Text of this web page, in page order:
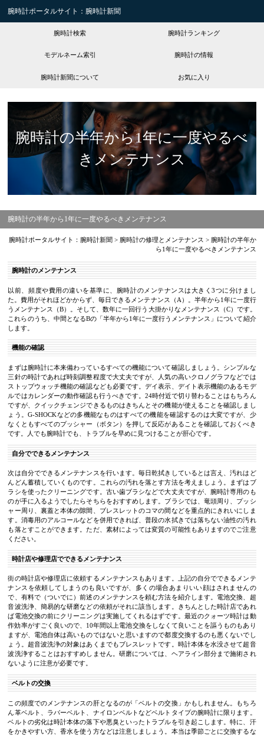
腕時計ポータルサイト：腕時計新聞
腕時計検索 腕時計ランキング
モデルネーム索引 腕時計の情報
腕時計新聞について お気に入り
腕時計の半年から1年に一度やるべ
きメンテナンス
腕時計の半年から1年に一度やるべきメンテナンス
腕時計ポータルサイト：腕時計新聞 > 腕時計の修理とメンテナンス > 腕時計の半年か
ら1年に一度やるべきメンテナンス
腕時計のメンテナンス
以前、頻度や費用の違いを基準に、腕時計のメンテナンスは大きく3つに分けまし
た。費用がそれほどかからず、毎日できるメンテナンス（A）。半年から1年に一度行
うメンテナンス（B）。そして、数年に一回行う大掛かりなメンテナンス（C）です。
これらのうち、中間となるBの「半年から1年に一度行うメンテナンス」について紹介
します。
機能の確認
まずは腕時計に本来備わっているすべての機能について確認しましょう。シンプルな
三針の時計であれば時刻調整程度で大丈夫ですが、人気の高いクロノグラフなどでは
ストップウォッチ機能の確認なども必要です。デイ表示、デイト表示機能のあるモデ
ルではカレンダーの動作確認も行うべきです。24時付近で切り替わることはもちろん
ですが、クイックチェンジできるものはきちんとその機能が使えることを確認しまし
ょう。G-SHOCKなどの多機能なものはすべての機能を確認するのは大変ですが、少
なくともすべてのプッシャー（ボタン）を押して反応があることを確認しておくべき
です。人でも腕時計でも、トラブルを早めに見つけることが肝心です。
自分でできるメンテナンス
次は自分でできるメンテナンスを行います。毎日乾拭きしているとは言え、汚れはど
んどん蓄積していくものです。これらの汚れを落とす方法を考えましょう。まずはブ
ラシを使ったクリーニングです。古い歯ブラシなどで大丈夫ですが、腕時計専用のも
のが手に入るようでしたらそちらをおすすめします。ブラシでは、竜頭周り、プッシ
ャー周り、裏蓋と本体の隙間、ブレスレットのコマの間などを重点的にきれいにしま
す。消毒用のアルコールなどを併用できれば、普段の水拭きでは落ちない油性の汚れ
も落とすことができます。ただ、素材によっては変質の可能性もありますのでご注意
ください。
時計店や修理店でできるメンテナンス
街の時計店や修理店に依頼するメンテナンスもあります。上記の自分でできるメンテ
ナンスを依頼してしまうのも良いですが、多くの場合あまりいい顔はされませんの
で、有料で（ついでに）前述のメンテナンスを頼む方法を紹介します。電池交換、超
音波洗浄、簡易的な研磨などの依頼がそれに該当します。きちんとした時計店であれ
ば電池交換の前にクリーニングは実施してくれるはずです。最近のクォーツ時計は動
作効率がすごく良いので、10年間以上電池交換をしなくて良いことを謳うものもあり
ますが、電池自体は高いものではないと思いますので都度交換するのも悪くないでし
ょう。超音波洗浄の対象はあくまでもブレスレットです。時計本体を水没させて超音
波洗浄することはおすすめしません。研磨については、ヘアライン部分まで施術され
ないように注意が必要です。
ベルトの交換
この頻度でのメンテナンスの肝となるのが「ベルトの交換」かもしれません。もちろ
ん革ベルト、ラバーベルト、ナイロンベルトなどベルトタイプの腕時計に限ります。
ベルトの劣化は時計本体の落下や悪臭といったトラブルを引き起こします。特に、汗
をかきやすい方、香水を使う方などは注意しましょう。本当は季節ごとに交換するな